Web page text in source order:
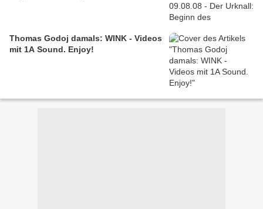
Thomas Godoj damals: WINK - Videos
mit 1A Sound. Enjoy!